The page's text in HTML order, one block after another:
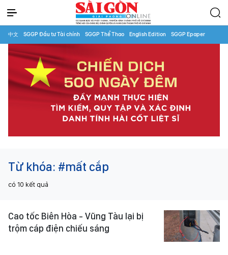
中文 SGGP Đầu tư Tài chính SGGP Thể Thao English Edition SGGP Epaper
Từ khóa: #mất cắp
có 10 kết quả
Cao tốc Biên Hòa - Vũng Tàu lại bị
trộm cáp điện chiếu sáng